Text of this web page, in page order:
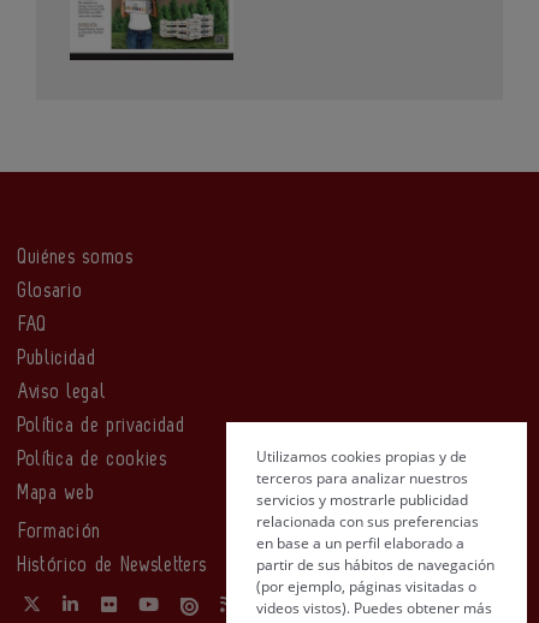
Quiénes somos
Glosario
FAQ
Publicidad
Aviso legal
Política de privacidad
Política de cookies
Mapa web
Formación
Histórico de Newsletters
Utilizamos cookies propias y de
terceros para analizar nuestros
servicios y mostrarle publicidad
relacionada con sus preferencias
en base a un perfil elaborado a
partir de sus hábitos de navegación
(por ejemplo, páginas visitadas o
videos vistos). Puedes obtener más